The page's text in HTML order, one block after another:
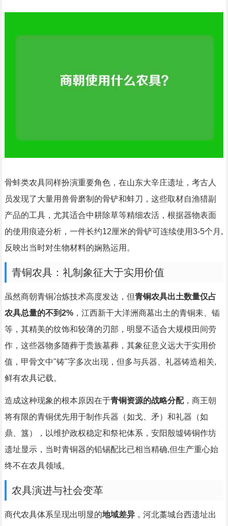
骨蚌类农具同样扮演重要角色，在山东大辛庄遗址，考古人
员发现了大量用兽骨磨制的骨铲和蚌刀，这些取材自渔猎副
产品的工具，尤其适合中耕除草等精细农活，根据器物表面
的使用痕迹分析，一件长约12厘米的骨铲可连续使用3-5个月,
反映出当时对生物材料的娴熟运用。
青铜农具：礼制象征大于实用价值
虽然商朝青铜冶炼技术高度发达，但青铜农具出土数量仅占
农具总量的不到2%，江西新干大洋洲商墓出土的青铜耒、锸
等，其精美的纹饰和较薄的刃部，明显不适合大规模田间劳
作，这些器物多随葬于贵族墓葬，其象征意义远大于实用价
值，甲骨文中"铸"字多次出现，但多与兵器、礼器铸造相关,
鲜有农具记载。
造成这种现象的根本原因在于青铜资源的战略分配，商王朝
将有限的青铜优先用于制作兵器（如戈、矛）和礼器（如
鼎、簋），以维护政权稳定和祭祀体系，安阳殷墟铸铜作坊
遗址显示，当时青铜器的铅锡配比已相当精确,但生产重心始
终不在农具领域。
农具演进与社会变革
商代农具体系呈现出明显的地域差异，河北藁城台西遗址出